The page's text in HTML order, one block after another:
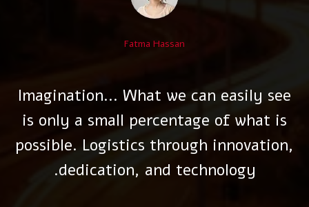
Fatma Hassan
Imagination… What we can easily see
is only a small percentage of what is
possible. Logistics through innovation,
dedication, and technology.